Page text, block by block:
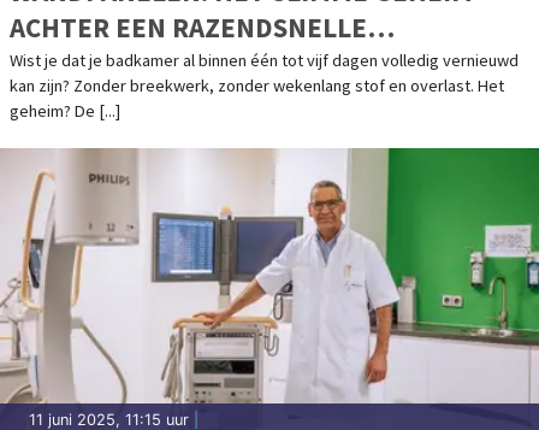
ACHTER EEN RAZENDSNELLE
BADKAMERRENOVATIE
Wist je dat je badkamer al binnen één tot vijf dagen volledig vernieuwd
kan zijn? Zonder breekwerk, zonder wekenlang stof en overlast. Het
geheim? De [...]
11 juni 2025, 11:15 uur